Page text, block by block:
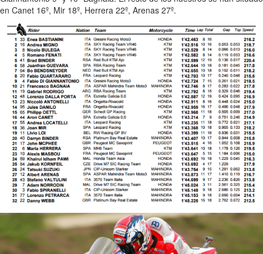
en Canet 16º, Mir 18º, Herrera 22º, Arenas 27º.